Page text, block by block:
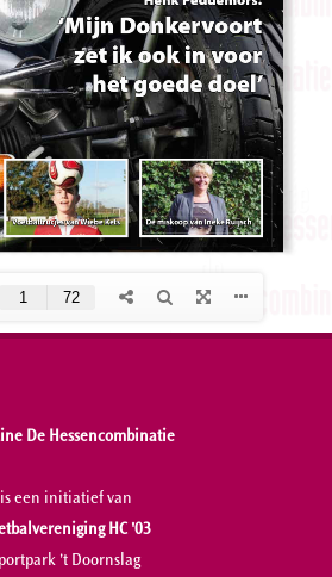
De Hessencombinatie
is een initiatief van
HC '03
't Doornslag